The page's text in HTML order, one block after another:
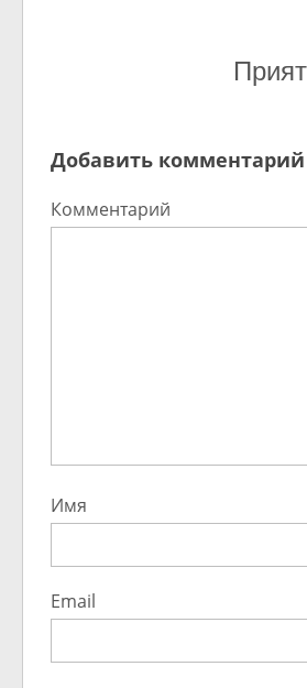
Добавить комментарий
Комментарий
Имя
Email